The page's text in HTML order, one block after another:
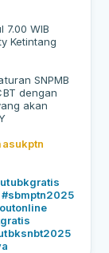
7.00 WIB
Ketintang
SNPMB
dengan
akan
#sbmptn2025